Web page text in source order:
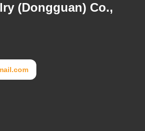
(Dongguan) Co.,